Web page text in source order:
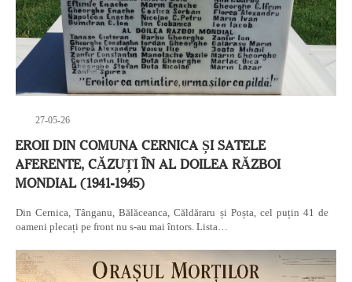
27-05-26
EROII DIN COMUNA CERNICA ȘI SATELE
AFERENTE, CĂZUȚI ÎN AL DOILEA RĂZBOI
MONDIAL (1941-1945)
Din Cernica, Tânganu, Bălăceanca, Căldăraru și Poșta, cel puțin 41 de
oameni plecați pe front nu s-au mai întors. Lista…